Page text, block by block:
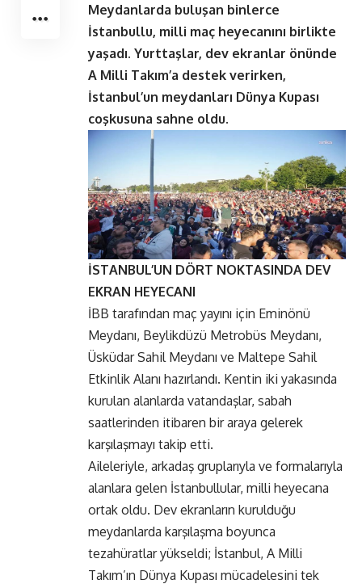
Meydanlarda buluşan binlerce
İstanbullu, milli maç heyecanını birlikte
yaşadı. Yurttaşlar, dev ekranlar önünde
A Milli Takım’a destek verirken,
İstanbul’un meydanları Dünya Kupası
coşkusuna sahne oldu.
İSTANBUL’UN DÖRT NOKTASINDA DEV
EKRAN HEYECANI
İBB tarafından maç yayını için Eminönü
Meydanı, Beylikdüzü Metrobüs Meydanı,
Üsküdar Sahil Meydanı ve Maltepe Sahil
Etkinlik Alanı hazırlandı. Kentin iki yakasında
kurulan alanlarda vatandaşlar, sabah
saatlerinden itibaren bir araya gelerek
karşılaşmayı takip etti.
Aileleriyle, arkadaş gruplarıyla ve formalarıyla
alanlara gelen İstanbullular, milli heyecana
ortak oldu. Dev ekranların kurulduğu
meydanlarda karşılaşma boyunca
tezahüratlar yükseldi; İstanbul, A Milli
Takım’ın Dünya Kupası mücadelesini tek